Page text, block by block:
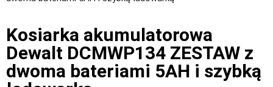
Kosiarka akumulatorowa
Dewalt DCMWP134 ZESTAW z
dwoma bateriami 5AH i szybką